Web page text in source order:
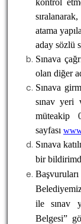
kontrol
atama
aday sözlü
Sınava
olan diğer
Sınava
sınav yeri
müteakip
sayfası
Sınava
bir
ile sınav
Belgesi”